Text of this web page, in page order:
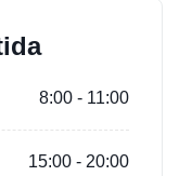
8:00 - 11:00
15:00 - 20:00